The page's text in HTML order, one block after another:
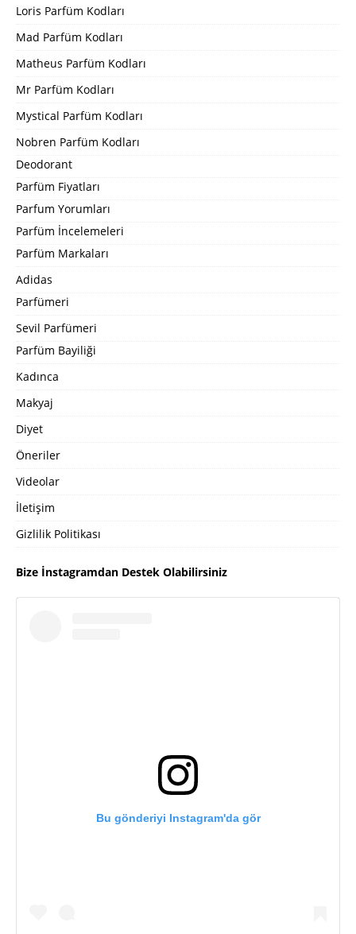
Loris Parfüm Kodları
Mad Parfüm Kodları
Matheus Parfüm Kodları
Mr Parfüm Kodları
Mystical Parfüm Kodları
Nobren Parfüm Kodları
Deodorant
Parfüm Fiyatları
Parfum Yorumları
Parfüm İncelemeleri
Parfüm Markaları
Adidas
Parfümeri
Sevil Parfümeri
Parfüm Bayiliği
Kadınca
Makyaj
Diyet
Öneriler
Videolar
İletişim
Gizlilik Politikası
Bize İnstagramdan Destek Olabilirsiniz
Bu gönderiyi Instagram'da gör